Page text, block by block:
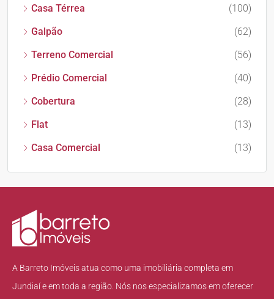
Casa Térrea
(100)
Galpão
(62)
Terreno Comercial
(56)
Prédio Comercial
(40)
Cobertura
(28)
Flat
(13)
Casa Comercial
(13)
A Barreto Imóveis atua como uma imobiliária completa em
Jundiaí e em toda a região. Nós nos especializamos em oferecer